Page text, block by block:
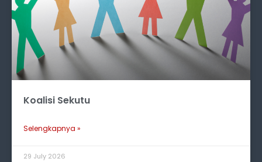
Koalisi Sekutu
Selengkapnya »
29 July 2026